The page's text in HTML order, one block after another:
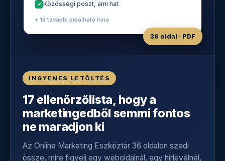
Közösségi poszt, ami hat
+ 13 további pipálható lista
36 oldal · PDF
INGYENES LETÖLTÉS
17 ellenőrzőlista, hogy a
marketingedből semmi fontos
ne maradjon ki
Az Online Marketing Eszköztár 36 oldalon szedi
össze, mire figyelj egy weboldalnál, egy hírlevélnél,